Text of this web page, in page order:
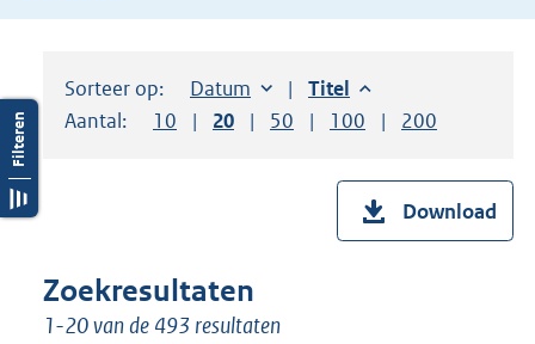
Sorteer op: Sorteer op:
Datum aflopendSorteer op:
Titel aflopend
Aantal:
Toon
10 resultaten per pagina
Toon
20 resultaten per pagina
Toon
50 resultaten per pagina
Toon
100 resultaten per
Toon
200
Download
Zoekresultaten
1-20 van de 493 resultaten